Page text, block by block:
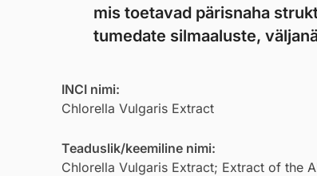
mis toetavad pärisnaha
tumedate silmaaluste,
INCI nimi:
Chlorella Vulgaris Extract
Teaduslik/keemiline nimi:
Chlorella Vulgaris Extract; Extract of the